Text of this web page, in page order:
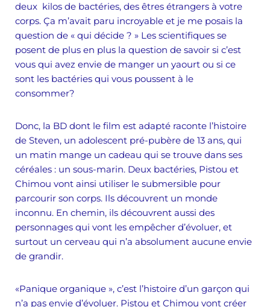
deux kilos de bactéries, des êtres étrangers à votre
corps. Ça m’avait paru incroyable et je me posais la
question de « qui décide ? » Les scientifiques se
posent de plus en plus la question de savoir si c’est
vous qui avez envie de manger un yaourt ou si ce
sont les bactéries qui vous poussent à le
consommer?
Donc, la BD dont le film est adapté raconte l’histoire
de Steven, un adolescent pré-pubère de 13 ans, qui
un matin mange un cadeau qui se trouve dans ses
céréales : un sous-marin. Deux bactéries, Pistou et
Chimou vont ainsi utiliser le submersible pour
parcourir son corps. Ils découvrent un monde
inconnu. En chemin, ils découvrent aussi des
personnages qui vont les empêcher d’évoluer, et
surtout un cerveau qui n’a absolument aucune envie
de grandir.
«Panique organique », c’est l’histoire d’un garçon qui
n’a pas envie d’évoluer. Pistou et Chimou vont créer